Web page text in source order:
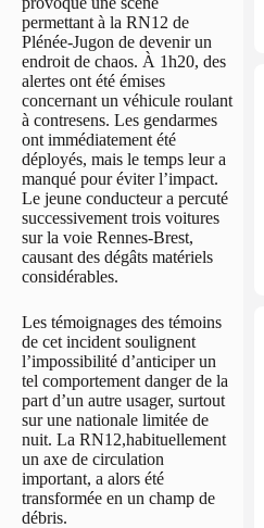
permettant à la RN12 de
Plénée-Jugon de devenir un
endroit de chaos. À 1h20, des
alertes ont été émises
concernant un véhicule roulant
à contresens. Les gendarmes
ont immédiatement été
déployés, mais le temps leur a
manqué pour éviter l’impact.
Le jeune conducteur a percuté
successivement trois voitures
sur la voie Rennes-Brest,
causant des dégâts matériels
considérables.
Les témoignages des témoins
de cet incident soulignent
l’impossibilité d’anticiper un
tel comportement danger de la
part d’un autre usager, surtout
sur une nationale limitée de
nuit. La RN12,habituellement
un axe de circulation
important, a alors été
transformée en un champ de
débris.